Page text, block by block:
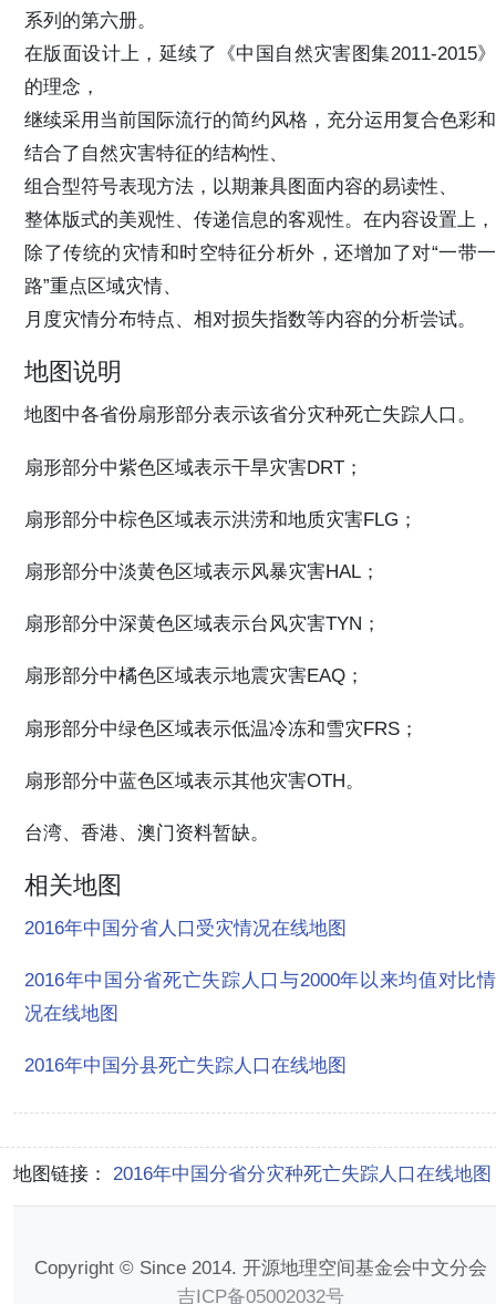
系列的第六册。
在版面设计上，延续了《中国自然灾害图集2011-2015》
的理念，
继续采用当前国际流行的简约风格，充分运用复合色彩和
结合了自然灾害特征的结构性、
组合型符号表现方法，以期兼具图面内容的易读性、
整体版式的美观性、传递信息的客观性。在内容设置上，
除了传统的灾情和时空特征分析外，还增加了对“一带一
路”重点区域灾情、
月度灾情分布特点、相对损失指数等内容的分析尝试。
地图说明
地图中各省份扇形部分表示该省分灾种死亡失踪人口。
扇形部分中紫色区域表示干旱灾害DRT；
扇形部分中棕色区域表示洪涝和地质灾害FLG；
扇形部分中淡黄色区域表示风暴灾害HAL；
扇形部分中深黄色区域表示台风灾害TYN；
扇形部分中橘色区域表示地震灾害EAQ；
扇形部分中绿色区域表示低温冷冻和雪灾FRS；
扇形部分中蓝色区域表示其他灾害OTH。
台湾、香港、澳门资料暂缺。
相关地图
2016年中国分省人口受灾情况在线地图
2016年中国分省死亡失踪人口与2000年以来均值对比情
况在线地图
2016年中国分县死亡失踪人口在线地图
地图链接： 2016年中国分省分灾种死亡失踪人口在线地图
Copyright © Since 2014. 开源地理空间基金会中文分会
吉ICP备05002032号